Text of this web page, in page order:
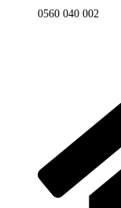
0560 040 002